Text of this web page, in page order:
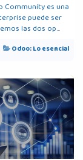
Community es una
puede ser
las dos op...
Odoo: Lo esencial